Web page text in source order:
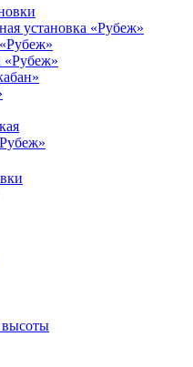
установка «Рубеж»
«Рубеж»
высоты